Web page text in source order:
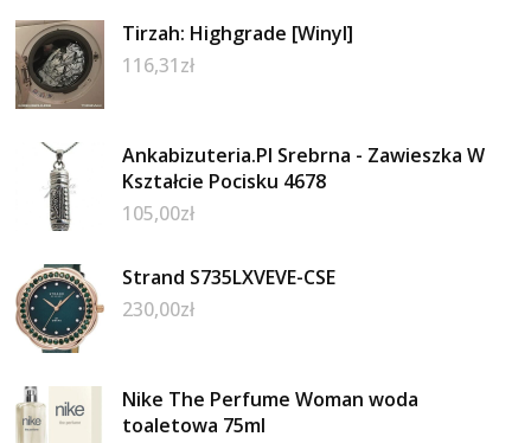
Tirzah: Highgrade [Winyl]
116,31zł
Ankabizuteria.Pl Srebrna - Zawieszka W
Kształcie Pocisku 4678
105,00zł
Strand S735LXVEVE-CSE
230,00zł
Nike The Perfume Woman woda
toaletowa 75ml